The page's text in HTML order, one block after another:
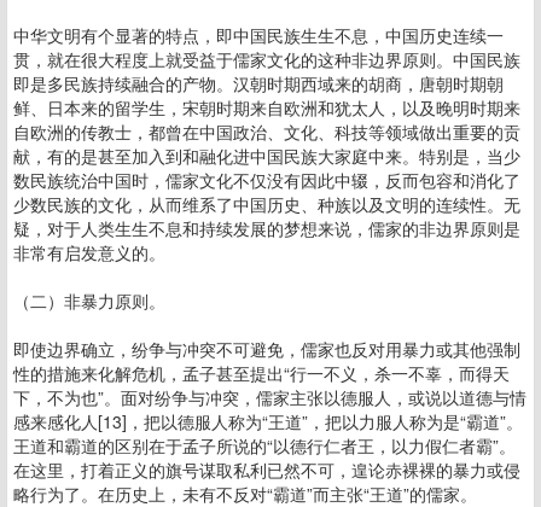
中华文明有个显著的特点，即中国民族生生不息，中国历史连续一
贯，就在很大程度上就受益于儒家文化的这种非边界原则。中国民族
即是多民族持续融合的产物。汉朝时期西域来的胡商，唐朝时期朝
鲜、日本来的留学生，宋朝时期来自欧洲和犹太人，以及晚明时期来
自欧洲的传教士，都曾在中国政治、文化、科技等领域做出重要的贡
献，有的是甚至加入到和融化进中国民族大家庭中来。特别是，当少
数民族统治中国时，儒家文化不仅没有因此中辍，反而包容和消化了
少数民族的文化，从而维系了中国历史、种族以及文明的连续性。无
疑，对于人类生生不息和持续发展的梦想来说，儒家的非边界原则是
非常有启发意义的。
（二）非暴力原则。
即使边界确立，纷争与冲突不可避免，儒家也反对用暴力或其他强制
性的措施来化解危机，孟子甚至提出“行一不义，杀一不辜，而得天
下，不为也”。面对纷争与冲突，儒家主张以德服人，或说以道德与情
感来感化人[13]，把以德服人称为“王道”，把以力服人称为是“霸道”。
王道和霸道的区别在于孟子所说的“以德行仁者王，以力假仁者霸”。
在这里，打着正义的旗号谋取私利已然不可，遑论赤裸裸的暴力或侵
略行为了。在历史上，未有不反对“霸道”而主张“王道”的儒家。